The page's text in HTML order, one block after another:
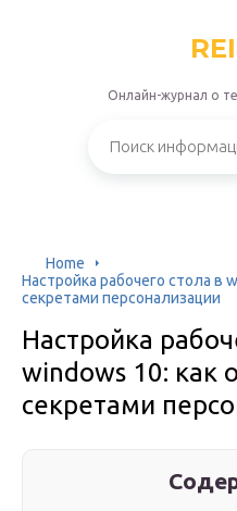
Онлайн-журнал о
Home
Настройка рабочего стола в
секретами персонализации
Настройка
windows 10: как
секретами